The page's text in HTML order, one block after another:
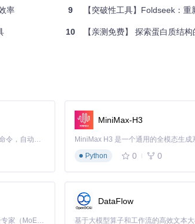
，如同将三维结构"展开"为一维字符串，大幅提升比
度：
算法（实现于src/commons/
1000倍。
素、残基接触图）进行进一步评估，由src/
，计算TM-score和RMSD等最终指标。这种"漏
率 9 【突破性工具】Foldseek：
10 【亲测免费】 探索蛋白质结
Claude Code 的开源替代方案。连接任意大模型，编辑代码，运行命令，自动验证 — 全自动执行。用 Rust 构建，极致性能。 ｜ An open-source alternative to Claude Code. Connect any LLM, edit code, run commands, and verify changes — autonomously. Built in Rust for speed. Get Started
MiniMax-H3
Python
0 0
Kimi K3 是Kimi能力最强的模型：这是一个拥有 2.8 万亿参数的混合专家（MoE）模型，具备原生视觉理解能力，并支持 100 万 token 的上下文窗口。
DataFlow
基于大模型算子和工作流的高效文本